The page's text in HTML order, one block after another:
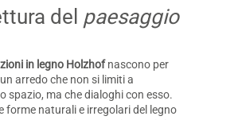
del paesaggio
in legno Holzhofnascono per
arredo che non si limiti a
spazio, ma che dialoghi con esso.
forme naturali e irregolari del legno